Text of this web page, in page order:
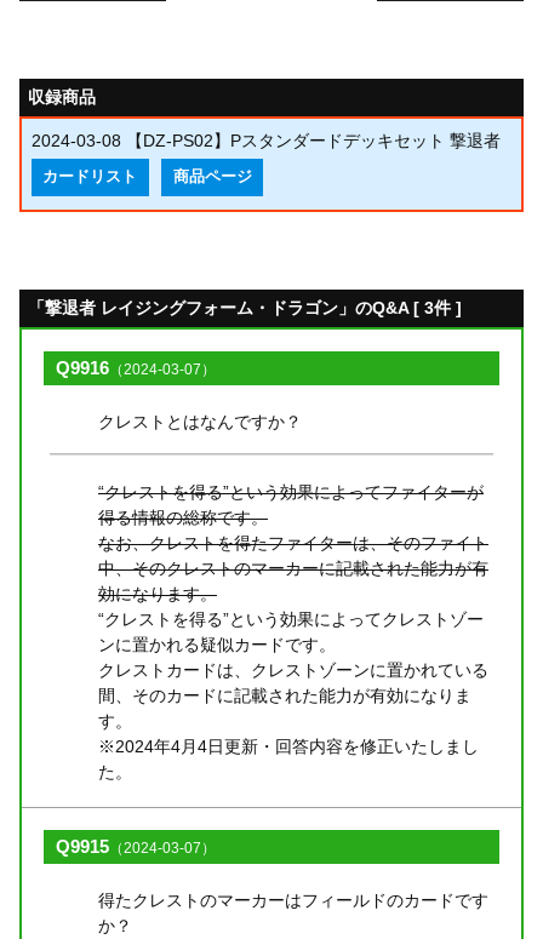
収録商品
2024-03-08 【DZ-PS02】Pスタンダードデッキセット 撃退者
カードリスト 商品ページ
「撃退者 レイジングフォーム・ドラゴン」のQ&A [ 3件 ]
Q9916 （2024-03-07）
クレストとはなんですか？
“クレストを得る”という効果によってファイターが
得る情報の総称です。
なお、クレストを得たファイターは、そのファイト
中、そのクレストのマーカーに記載された能力が有
効になります。
“クレストを得る”という効果によってクレストゾー
ンに置かれる疑似カードです。
クレストカードは、クレストゾーンに置かれている
間、そのカードに記載された能力が有効になりま
す。
※2024年4月4日更新・回答内容を修正いたしまし
た。
Q9915 （2024-03-07）
得たクレストのマーカーはフィールドのカードです
か？